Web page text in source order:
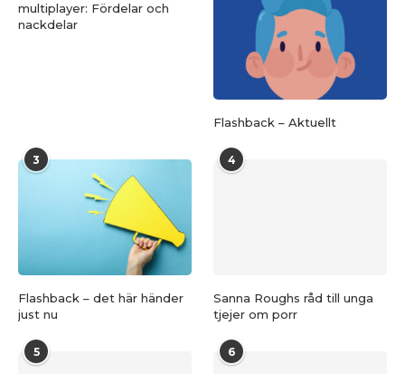
multiplayer: Fördelar och
nackdelar
Flashback – Aktuellt
3
Flashback – det här händer
just nu
4
Sanna Roughs råd till unga
tjejer om porr
5 6